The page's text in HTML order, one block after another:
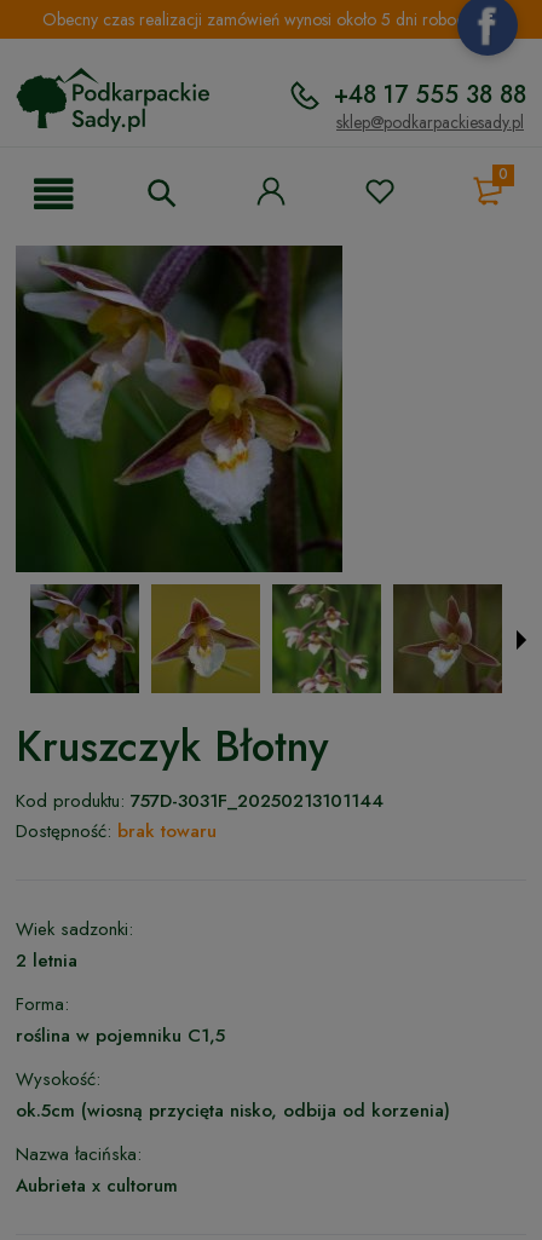
Obecny czas realizacji zamówień wynosi około 5 dni roboczych.
+48 17 555 38 88
sklep@podkarpackiesady.pl
0
Kruszczyk Błotny
Kod produktu: 757D-3031F_20250213101144
Dostępność: brak towaru
Wiek sadzonki:
2 letnia
Forma:
roślina w pojemniku C1,5
Wysokość:
ok.5cm (wiosną przycięta nisko, odbija od korzenia)
Nazwa łacińska:
Aubrieta x cultorum